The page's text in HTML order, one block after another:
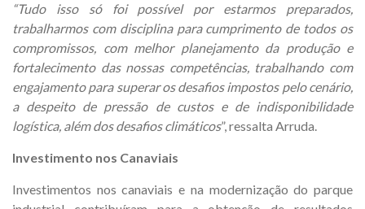
“Tudo isso só foi possível por estarmos preparados,
trabalharmos com disciplina para cumprimento de todos os
compromissos, com melhor planejamento da produção e
fortalecimento das nossas competências, trabalhando com
engajamento para superar os desafios impostos pelo cenário,
a despeito de pressão de custos e de indisponibilidade
logística, além dos desafios climáticos”, ressalta Arruda.
Investimento nos Canaviais
Investimentos nos canaviais e na modernização do parque